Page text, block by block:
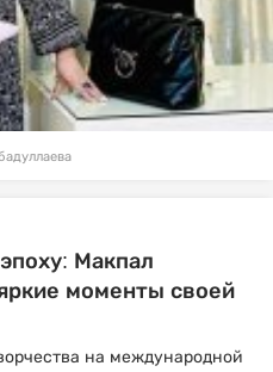
Макпал
моменты своей
на международной